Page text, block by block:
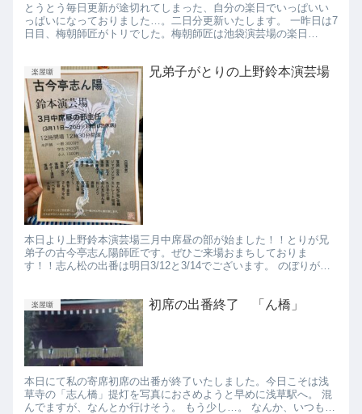
とうとう毎日更新が途切れてしまった、自分の楽日でいっぱいい
っぱいになっておりました…。二日分更新いたします。 一昨日は7
日目、梅朝師匠がトリでした。梅朝師匠は池袋演芸場の楽日
楽屋噺 兄弟子がとりの上野鈴本演芸場
本日より上野鈴本演芸場三月中席昼の部が始ました！！とりが兄
弟子の古今亭志ん陽師匠です。ぜひご来場おまちしておりま
す！！志ん松の出番は明日3/12と3/14でございます。 のぼりが裏
楽屋噺 初席の出番終了 「ん橋」
本日にて私の寄席初席の出番が終了いたしました。今日こそは浅
草寺の「志ん橋」提灯を写真におさめようと早めに浅草駅へ。 混
んでますが、なんとか行けそう。 もう少し…。 なんか、いつもは